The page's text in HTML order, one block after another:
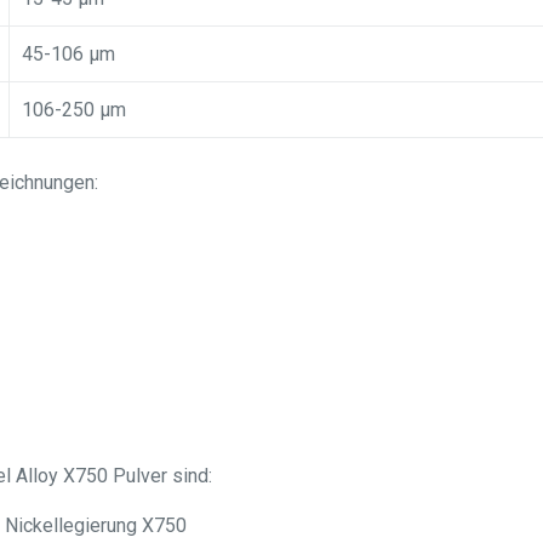
45-106 μm
106-250 μm
Alloy X750 Pulver sind:
X750